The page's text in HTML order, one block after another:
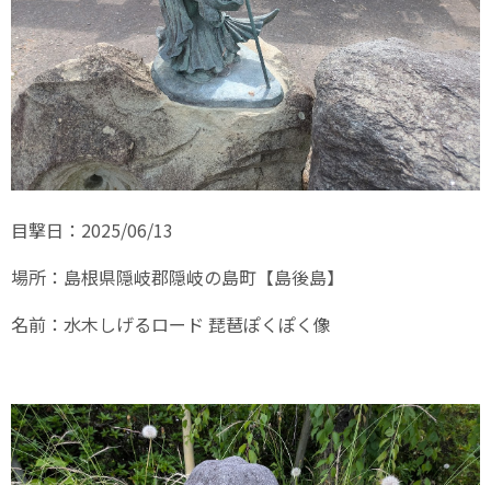
目撃日：2025/06/13
場所：島根県隠岐郡隠岐の島町【島後島】
名前：水木しげるロード 琵琶ぽくぽく像